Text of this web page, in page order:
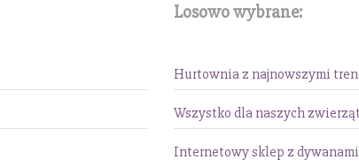
Losowo wybrane:
Hurtownia z najnowszymi
Wszystko dla naszych
Internetowy sklep z